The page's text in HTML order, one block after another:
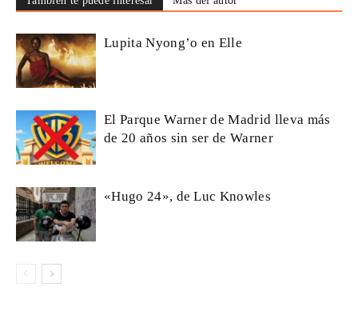
Lupita Nyong’o en Elle
El Parque Warner de Madrid lleva más
de 20 años sin ser de Warner
«Hugo 24», de Luc Knowles